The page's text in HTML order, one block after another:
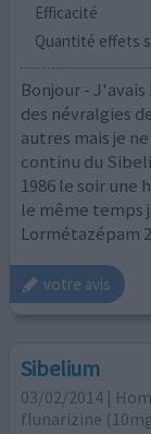
Efficacité
Quantité effets
Bonjour -
des névralgies
autres mais je
continu du
1986 le soir une
le même temps
Lormétazépam
votre avis
Sibelium
03/02/2014 |
flunarizine